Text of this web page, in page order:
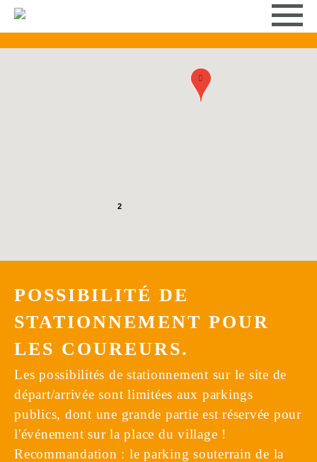
2
POSSIBILITÉ DE
STATIONNEMENT POUR
LES COUREURS.
Les possibilités de stationnement sur le site de
départ/arrivée sont limitées aux parkings
publics, dont une grande partie est réservée pour
l'événement sur la place du village !
Recommandation : le parking souterrain de la